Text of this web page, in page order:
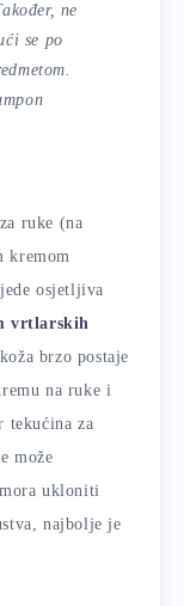
ne
se po
ruke (na
kremom
osjetljiva
vrtlarskih
brzo postaje
na ruke i
tekućina za
može
ukloniti
najbolje je